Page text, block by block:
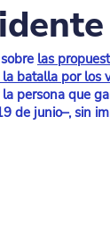
las
batalla por los
persona que
de junio–, sin